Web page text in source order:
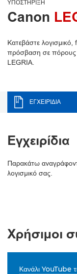
ΥΠΟΣΤΉΡΙΞΗ
Canon
Κατεβάστε λογισμικό,
πρόσβαση σε πόρους
LEGRIA.
ΕΓΧΕΙΡΊΔΙΑ
Εγχειρίδια
Παρακάτω
λογισμικό σας.
Χρήσιμοι
Κανάλι YouTube